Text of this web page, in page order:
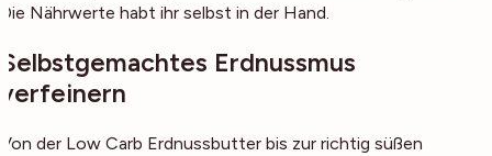
Die Nährwerte habt ihr selbst in der Hand.
Selbstgemachtes Erdnussmus
verfeinern
Von der Low Carb Erdnussbutter bis zur richtig süßen